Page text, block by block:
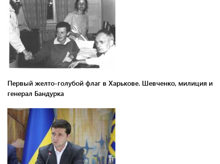
Первый желто-голубой флаг в Харькове. Шевченко, милиция и
генерал Бандурка